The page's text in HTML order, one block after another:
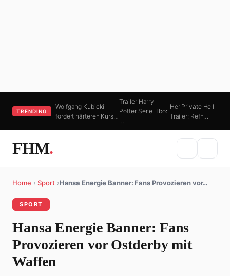
TRENDING
Wolfgang Kubicki
fordert härteren Kurs…
Trailer Harry
Potter Serie Hbo:
…
Her Private Hell
Trailer: Refn…
FHM.
Home › Sport ›Hansa Energie Banner: Fans Provozieren vor…
SPORT
Hansa Energie Banner: Fans
Provozieren vor Ostderby mit
Waffen